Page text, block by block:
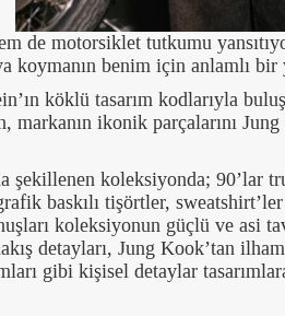
de motorsiklet tutkumu
koymanın benim için anlamlı
köklü tasarım kodlarıyla
ikonik parçalarını
şekillenen koleksiyonda; 90’lar
baskılı tişörtler,
koleksiyonun güçlü ve asi
detayları, Jung Kook’tan
gibi kişisel detaylar